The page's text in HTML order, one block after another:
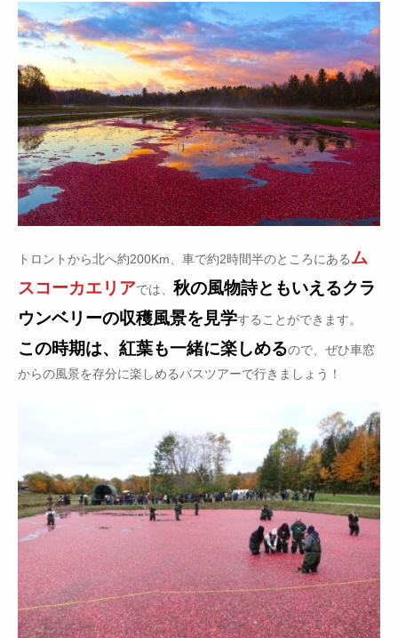
トロントから北へ約200Km、車で約2時間半のところにあるム
スコーカエリアでは、 秋の風物詩ともいえるクラ
ウンベリーの収穫風景を見学することができます。
この時期は、紅葉も一緒に楽しめるので、ぜひ車窓
からの風景を存分に楽しめるバスツアーで行きましょう！